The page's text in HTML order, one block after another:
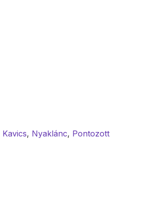
Kavics, Nyaklánc, Pontozott